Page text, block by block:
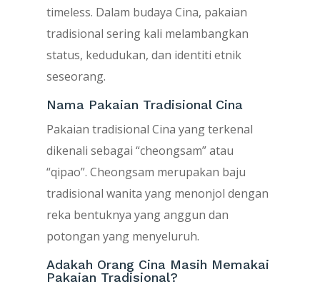
timeless. Dalam budaya Cina, pakaian
tradisional sering kali melambangkan
status, kedudukan, dan identiti etnik
seseorang.
Nama Pakaian Tradisional Cina
Pakaian tradisional Cina yang terkenal
dikenali sebagai “cheongsam” atau
“qipao”. Cheongsam merupakan baju
tradisional wanita yang menonjol dengan
reka bentuknya yang anggun dan
potongan yang menyeluruh.
Adakah Orang Cina Masih Memakai
Pakaian Tradisional?